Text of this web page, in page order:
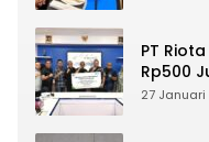
PT
Rp500
Korban
27